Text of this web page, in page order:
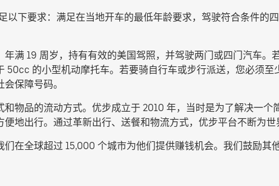
以下要求：满足在当地开车的最低年龄要求，驾驶符合条件的
满 19 周岁，持有有效的美国驾照，并驾驶两门或四门汽车。
50cc 的小型机动摩托车。若要骑自行车或步行派送，您必须
保障号码。
物品的流动方式。优步成立于 2010 年，当时是为了解决一
地出行。通过革新出行、送餐和物流方式，优步平台不断为世
在全球超过 15,000 个城市为他们提供赚钱机会。我们鼓励